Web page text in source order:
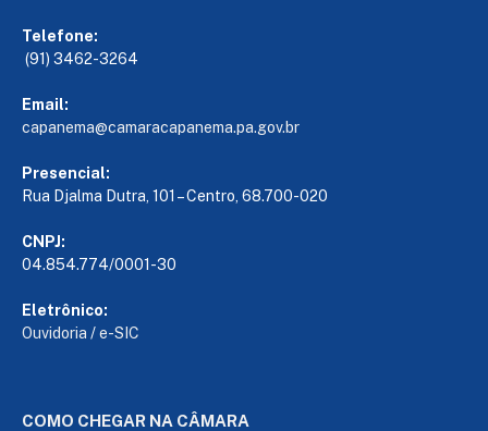
Telefone:
(91) 3462-3264
Email:
capanema@camaracapanema.pa.gov.br
Presencial:
Rua Djalma Dutra, 101 – Centro, 68.700-020
CNPJ:
04.854.774/0001-30
Eletrônico:
Ouvidoria /e-SIC
COMO CHEGAR NA CÂMARA